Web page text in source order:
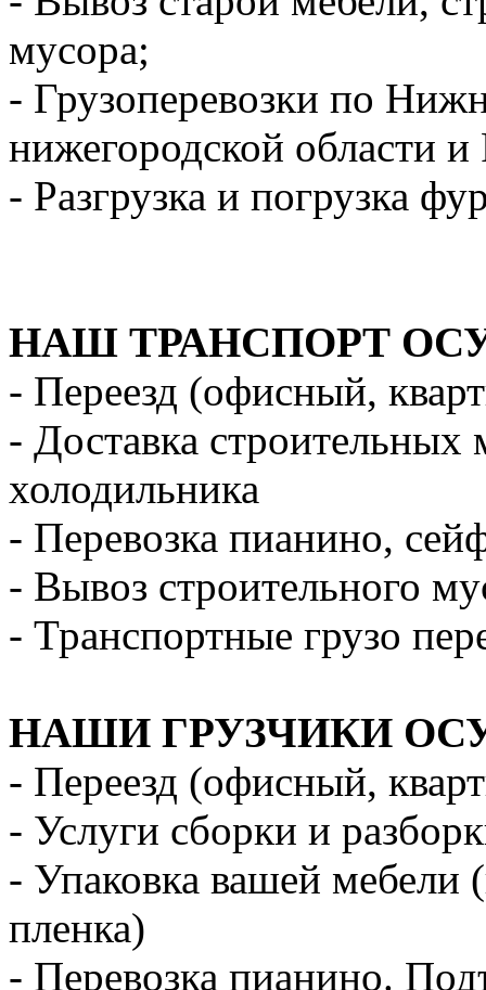
мусора;
- Грузоперевозки по
нижегородской области и
- Разгрузка и погрузка
НАШ ТРАНСПОРТ
- Переезд (офисный,
- Доставка
холодильника
- Перевозка пианино,
- Вывоз строительного
- Транспортные грузо
НАШИ ГРУЗЧИКИ
- Переезд (офисный,
- Услуги сборки и
- Упаковка вашей мебели
пленка)
- Перевозка пианино.